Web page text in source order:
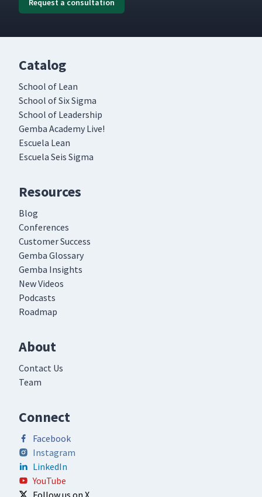
Request a consultation
Catalog
School of Lean
School of Six Sigma
School of Leadership
Gemba Academy Live!
Escuela Lean
Escuela Seis Sigma
Resources
Blog
Conferences
Customer Success
Gemba Glossary
Gemba Insights
New Videos
Podcasts
Roadmap
About
Contact Us
Team
Connect
Facebook
Instagram
LinkedIn
YouTube